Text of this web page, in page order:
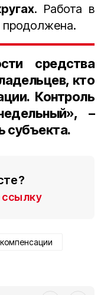
. Работа в
продолжена.
средства
кто
Контроль
–
субъекта.
ссылку
компенсации